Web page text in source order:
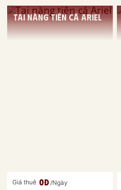
Tai nàng tiên cá Ariel
Giá thuê 0đ/Ngày